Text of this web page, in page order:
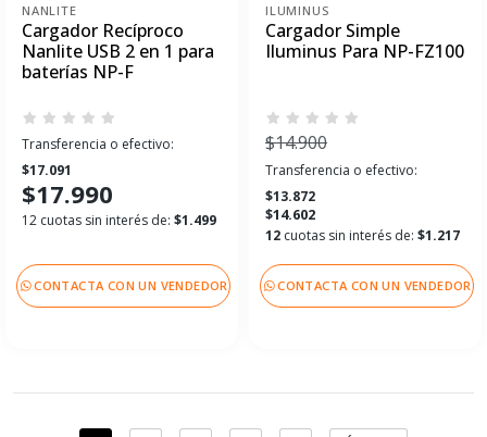
NANLITE
Cargador Recíproco
Nanlite USB 2 en 1 para
baterías NP-F
Transferencia o efectivo:
$17.091
$17.990
12 cuotas sin interés de: $1.499
CONTACTA CON UN VENDEDOR
ILUMINUS
Cargador Simple
Iluminus Para NP-FZ100
$14.900
Transferencia o efectivo:
$13.872
$14.602
12 cuotas sin interés de: $1.217
CONTACTA CON UN VENDEDOR